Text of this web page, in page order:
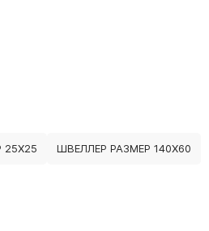
ШВЕЛЛЕР РАЗМЕР 140Х60